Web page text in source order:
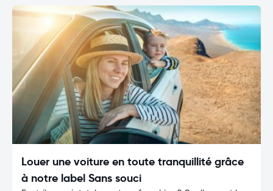
Louer une voiture en toute tranquillité grâce
à notre label Sans souci